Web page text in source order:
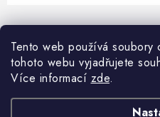
Tento web používá soubory
tohoto webu vyjadřujete
Více informací zde.
Z
á
Najdete nás
Informace pro vás